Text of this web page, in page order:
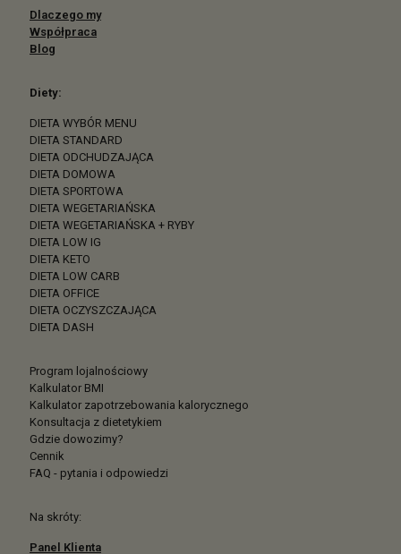
Dlaczego my
Współpraca
Blog
Diety:
DIETA WYBÓR MENU
DIETA STANDARD
DIETA ODCHUDZAJĄCA
DIETA DOMOWA
DIETA SPORTOWA
DIETA WEGETARIAŃSKA
DIETA WEGETARIAŃSKA + RYBY
DIETA LOW IG
DIETA KETO
DIETA LOW CARB
DIETA OFFICE
DIETA OCZYSZCZAJĄCA
DIETA DASH
Program lojalnościowy
Kalkulator BMI
Kalkulator zapotrzebowania kalorycznego
Konsultacja z dietetykiem
Gdzie dowozimy?
Cennik
FAQ - pytania i odpowiedzi
Na skróty:
Panel Klienta